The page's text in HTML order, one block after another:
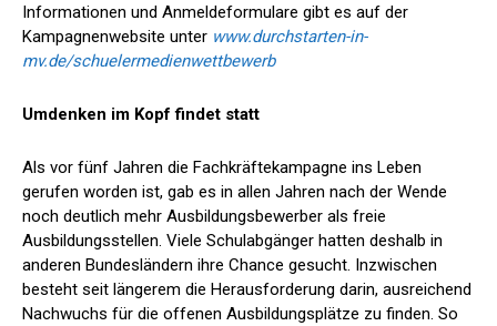
Informationen und Anmeldeformulare gibt es auf der
Kampagnenwebsite unter www.durchstarten-in-
mv.de/schuelermedienwettbewerb
Umdenken im Kopf findet statt
Als vor fünf Jahren die Fachkräftekampagne ins Leben
gerufen worden ist, gab es in allen Jahren nach der Wende
noch deutlich mehr Ausbildungsbewerber als freie
Ausbildungsstellen. Viele Schulabgänger hatten deshalb in
anderen Bundesländern ihre Chance gesucht. Inzwischen
besteht seit längerem die Herausforderung darin, ausreichend
Nachwuchs für die offenen Ausbildungsplätze zu finden. So